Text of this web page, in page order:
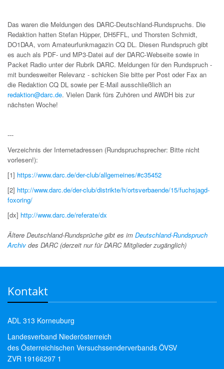
Das waren die Meldungen des DARC-Deutschland-Rundspruchs. Die
Redaktion hatten Stefan Hüpper, DH5FFL, und Thorsten Schmidt,
DO1DAA, vom Amateurfunkmagazin CQ DL. Diesen Rundspruch gibt
es auch als PDF- und MP3-Datei auf der DARC-Webseite sowie in
Packet Radio unter der Rubrik DARC. Meldungen für den Rundspruch -
mit bundesweiter Relevanz - schicken Sie bitte per Post oder Fax an
die Redaktion CQ DL sowie per E-Mail ausschließlich an
redaktion@darc.de. Vielen Dank fürs Zuhören und AWDH bis zur
nächsten Woche!
---
Verzeichnis der Internetadressen (Rundspruchsprecher: Bitte nicht
vorlesen!):
[1] https://www.darc.de/der-club/allgemeines/#c35452
[2] http://www.darc.de/der-club/distrikte/h/ortsverbaende/15/fuchsjagd-
foxoring/
[dx] http://www.darc.de/referate/dx
Ältere Deutschland-Rundsprüche gibt es im Deutschland-Rundspruch
Archiv des DARC (derzeit nur für DARC Mitglieder zugänglich)
Kontakt
ADL 313 Korneuburg
Landesverband Niederösterreich
des Österreichischen Versuchssenderverbands ÖVSV
ZVR 19166297 1